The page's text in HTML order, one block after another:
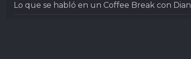
Lo que se habló en un Coffee Break con